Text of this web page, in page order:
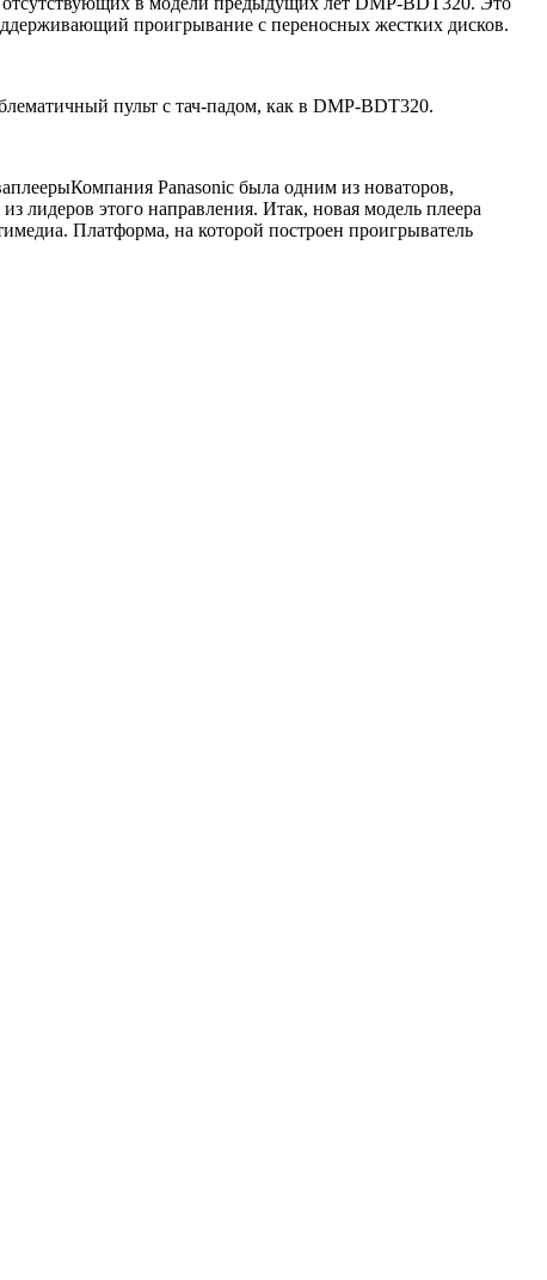
проигрывание с переносных жестких дисков.
пульт с тач-падом, как в DMP-BDT320.
плеерыКомпания Panasonic была одним из новаторов,
этого направления. Итак, новая модель плеера
Платформа, на которой построен проигрыватель